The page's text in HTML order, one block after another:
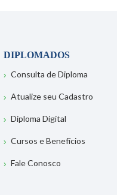
DIPLOMADOS
Consulta de Diploma
Atualize seu Cadastro
Diploma Digital
Cursos e Benefícios
Fale Conosco